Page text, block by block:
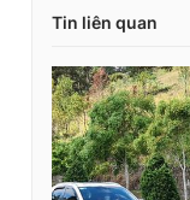
Tin liên quan